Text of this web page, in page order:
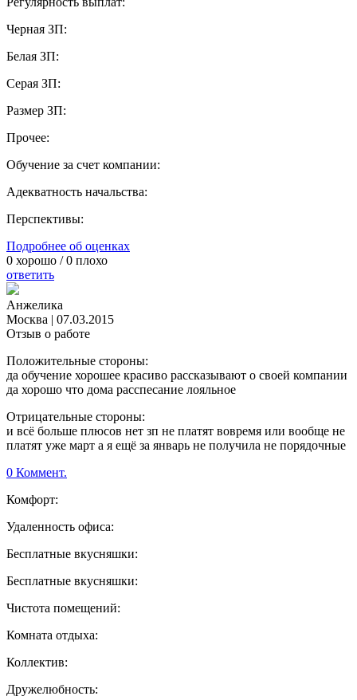
Черная ЗП:
Белая ЗП:
Серая ЗП:
Размер ЗП:
Прочее:
Обучение за счет компании:
Адекватность начальства:
Перспективы:
Подробнее об оценках
0 хорошо /0 плохо
ответить
Анжелика
Москва | 07.03.2015
Отзыв о работе
Положительные стороны:
да обучение хорошее красиво рассказывают о своей компании
да хорошо что дома расспесание лояльное
Отрицательные стороны:
и всё больше плюсов нет зп не платят вовремя или вообще не
платят уже март а я ещё за январь не получила не порядочные
0 Коммент.
Комфорт:
Удаленность офиса:
Бесплатные вкусняшки:
Бесплатные вкусняшки:
Чистота помещений:
Комната отдыха:
Коллектив:
Дружелюбность: